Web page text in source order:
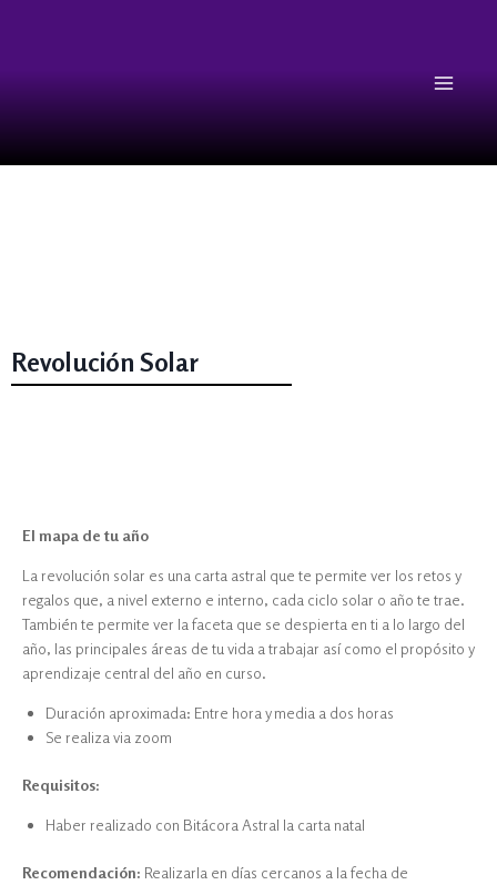
Revolución Solar
El mapa de tu año
La revolución solar es una carta astral que te permite ver los retos y
regalos que, a nivel externo e interno, cada ciclo solar o año te trae.
También te permite ver la faceta que se despierta en ti a lo largo del
año, las principales áreas de tu vida a trabajar así como el propósito y
aprendizaje central del año en curso.
Duración aproximada: Entre hora y media a dos horas
Se realiza via zoom
Requisitos:
Haber realizado con Bitácora Astral la carta natal
Recomendación: Realizarla en días cercanos a la fecha de